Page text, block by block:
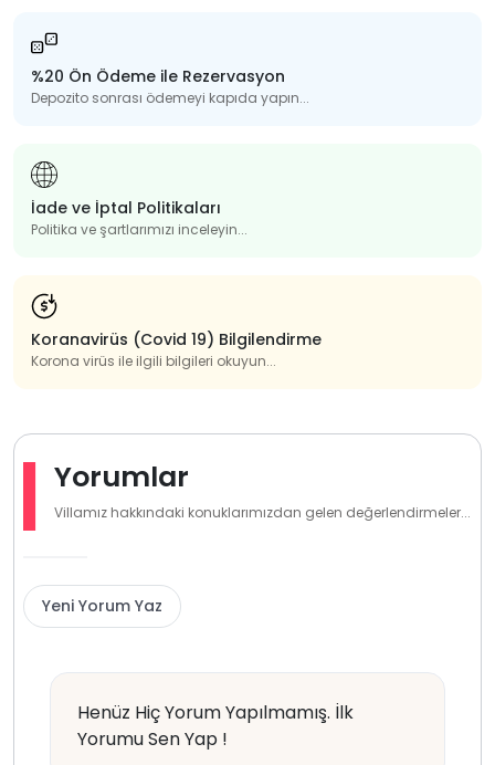
%20 Ön Ödeme ile Rezervasyon
Depozito sonrası ödemeyi kapıda yapın...
İade ve İptal Politikaları
Politika ve şartlarımızı inceleyin...
Koranavirüs (Covid 19) Bilgilendirme
Korona virüs ile ilgili bilgileri okuyun...
Yorumlar
Villamız hakkındaki konuklarımızdan gelen değerlendirmeler...
Yeni Yorum Yaz
Henüz Hiç Yorum Yapılmamış. İlk
Yorumu Sen Yap !